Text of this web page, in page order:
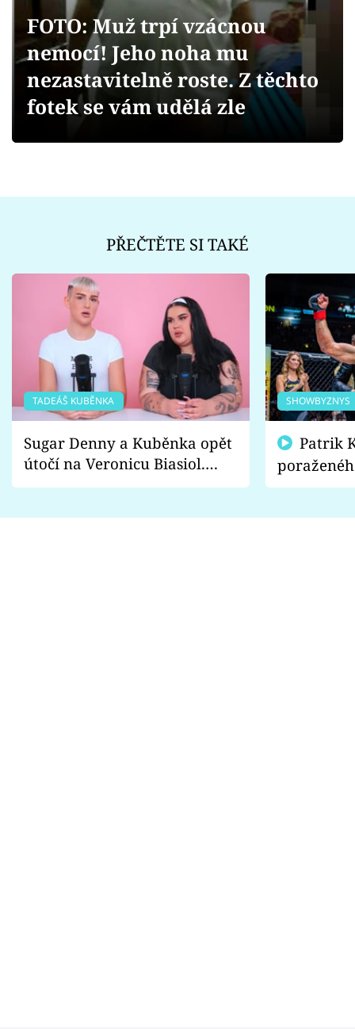
Videa
Sledujte prima+
FOTO: Muž trpí vzácnou
nemocí! Jeho noha mu
nezastavitelně roste. Z těchto
fotek se vám udělá zle
PŘEČTĚTE SI TAKÉ
TADEÁŠ KUBĚNKA
Sugar Denny a Kuběnka opět
útočí na Veronicu Biasiol.
Proč je podle nich falešná a
SHOWBYZNYS
fanoušci